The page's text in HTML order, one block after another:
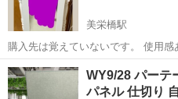
美栄橋駅
購入先は覚えていないです。 使用感ありです！ ノークレームノーリタ
ーンでお願いします‼️ 傷汚れ写真で
て下さる方優先です。 宜しくお願い
沖縄 那覇市 美栄橋駅
WY9/28 パーテ
パネル 仕切り